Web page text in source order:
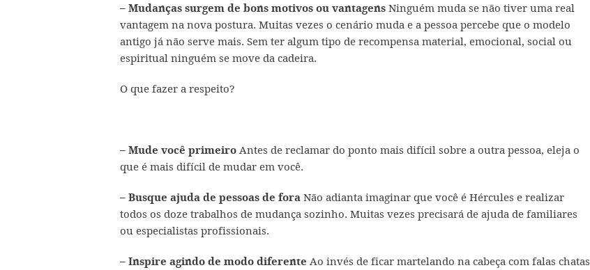
– Mudanças surgem de bons motivos ou vantagens Ninguém muda se não tiver uma real
vantagem na nova postura. Muitas vezes o cenário muda e a pessoa percebe que o modelo
antigo já não serve mais. Sem ter algum tipo de recompensa material, emocional, social ou
espiritual ninguém se move da cadeira.
O que fazer a respeito?
– Mude você primeiro Antes de reclamar do ponto mais difícil sobre a outra pessoa, eleja o
que é mais difícil de mudar em você.
– Busque ajuda de pessoas de fora Não adianta imaginar que você é Hércules e realizar
todos os doze trabalhos de mudança sozinho. Muitas vezes precisará de ajuda de familiares
ou especialistas profissionais.
– Inspire agindo de modo diferente Ao invés de ficar martelando na cabeça com falas chatas